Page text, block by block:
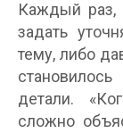
Каждый раз,
задать
тему, либо
детали.
сложно